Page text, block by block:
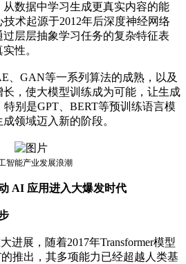
数据中学习生成更真实内容的能
术起源于2012年后深度神经网络
层层抽象学习任务的复杂特征表
性。
、GAN等一系列算法的成熟，以及
，使大模型训练成为可能，让生成
别是GPT、BERT等预训练语言模
领域迈入新的阶段。
智能产业发展浪潮
AI 应用进入大爆发时代
进展，随着2017年Transformer模型
的推出，其多项能力已经超越人类基